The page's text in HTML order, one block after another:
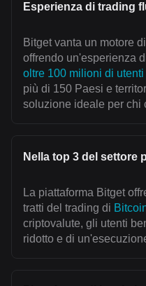
Esperienza di trading
Bitget vanta un motore
offrendo un'esperienza
oltre 100 milioni di
più di 150 Paesi e
soluzione ideale per chi
Nella top 3 del settore
La piattaforma Bitget
tratti del trading di
criptovalute, gli utenti
ridotto e di